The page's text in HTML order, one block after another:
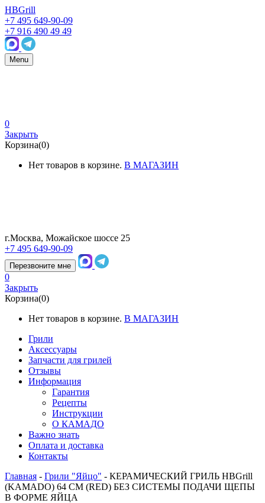
HBGrill
+7 495 649-90-09
+7 916 490 49 49
Menu
0
Закрыть
Корзина(0)
Нет товаров в корзине. В МАГАЗИН
г.Москва, Можайское шоссе 25
+7 495 649-90-09
Перезвоните мне
0
Закрыть
Корзина(0)
Нет товаров в корзине. В МАГАЗИН
Грили
Аксессуары
Запчасти для грилей
Отзывы
Информация
Гарантия
Рецепты
Инструкции
О КАМАДО
Важно знать
Оплата и доставка
Контакты
Главная - Грили "Яйцо" - КЕРАМИЧЕСКИЙ ГРИЛЬ HBGrill
(KAMADO) 64 СМ (RED) БЕЗ СИСТЕМЫ ПОДАЧИ ЩЕПЫ
В ФОРМЕ ЯЙЦА